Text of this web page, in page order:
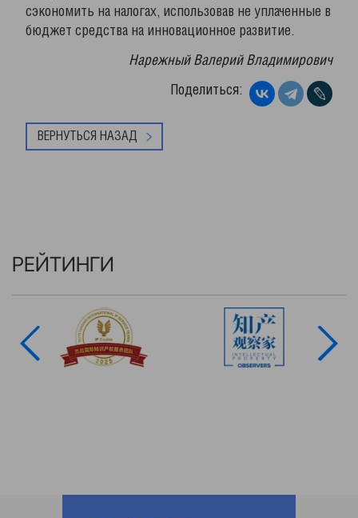
сэкономить на налогах, использовав не уплаченные в
бюджет средства на инновационное развитие.
Нарежный Валерий Владимирович
Поделиться:
ВЕРНУТЬСЯ НАЗАД
РЕЙТИНГИ